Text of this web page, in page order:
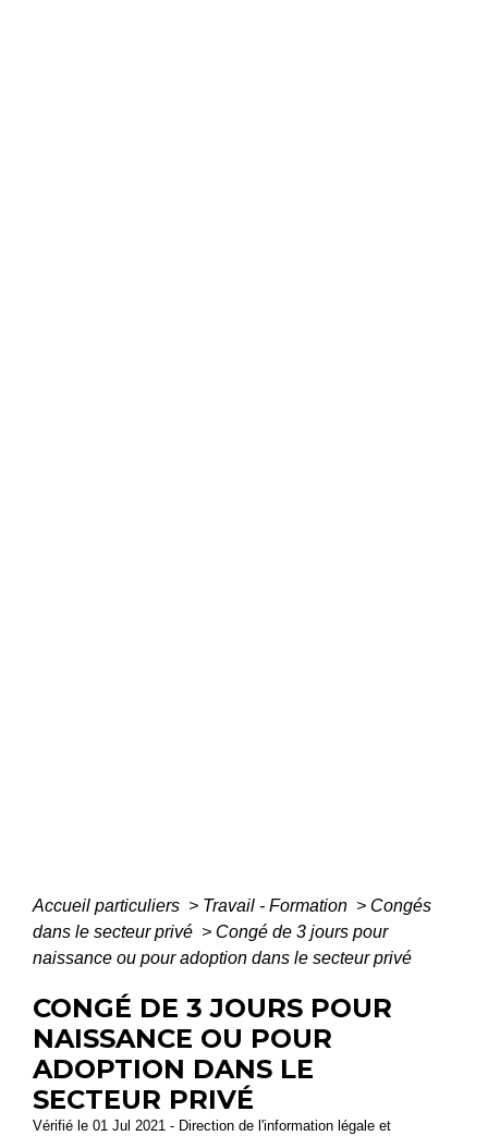
Accueil particuliers > Travail - Formation > Congés
dans le secteur privé > Congé de 3 jours pour
naissance ou pour adoption dans le secteur privé
CONGÉ DE 3 JOURS POUR
NAISSANCE OU POUR
ADOPTION DANS LE
SECTEUR PRIVÉ
Vérifié le 01 Jul 2021 - Direction de l'information légale et